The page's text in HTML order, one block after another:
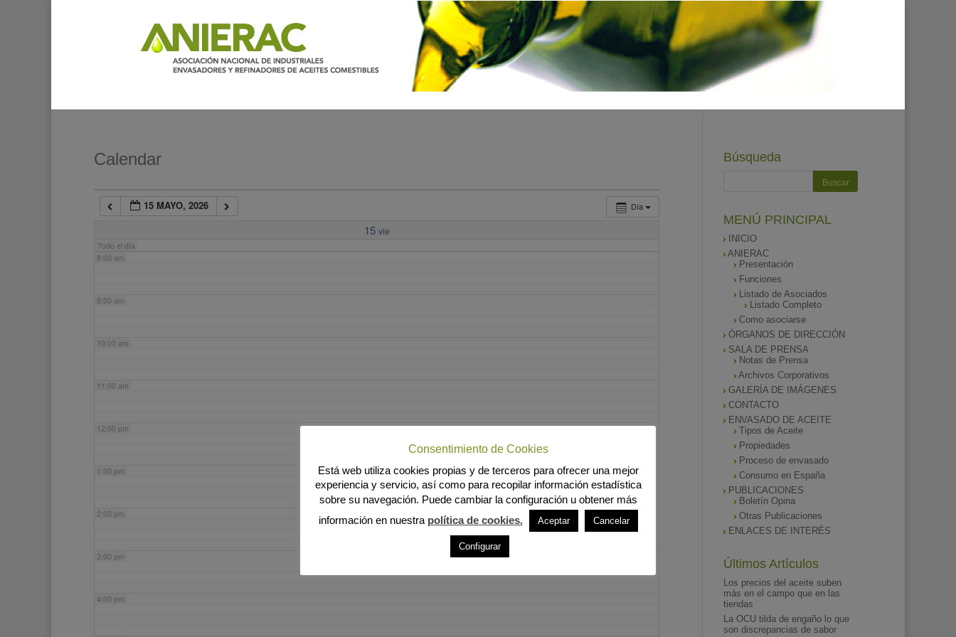
Calendar
Día
15 MAYO, 2026
15 vie
Todo el día
7:00 am
8:00 am
9:00 am
10:00 am
11:00 am
12:00 pm
1:00 pm
2:00 pm
3:00 pm
4:00 pm
Búsqueda
MENÚ PRINCIPAL
INICIO
ANIERAC
Presentación
Funciones
Listado de Asociados
Listado Completo
Como asociarse
ÓRGANOS DE DIRECCIÓN
SALA DE PRENSA
Notas de Prensa
Archivos Corporativos
GALERÍA DE IMÁGENES
CONTACTO
ENVASADO DE ACEITE
Tipos de Aceite
Propiedades
Proceso de envasado
Consumo en España
PUBLICACIONES
Boletín Opina
Otras Publicaciones
ENLACES DE INTERÉS
Últimos Artículos
Los precios del aceite suben
más en el campo que en las
tiendas
La OCU tilda de engaño lo que
son discrepancias de sabor
Consentimiento de Cookies
Está web utiliza cookies propias y de terceros para ofrecer una mejor
experiencia y servicio, así como para recopilar información estadística
sobre su navegación. Puede cambiar la configuración u obtener más
información en nuestra política de cookies. Aceptar Cancelar
Configurar